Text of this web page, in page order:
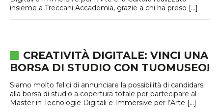
insieme a Treccani Accademia, grazie a chi ha preso […]
CREATIVITÀ DIGITALE: VINCI UNA
BORSA DI STUDIO CON TUOMUSEO!
Siamo molto felici di annunciare la possibilità di candidarsi
alla borsa di studio a copertura totale per partecipare al
Master in Tecnologie Digitali e Immersive per l’Arte […]